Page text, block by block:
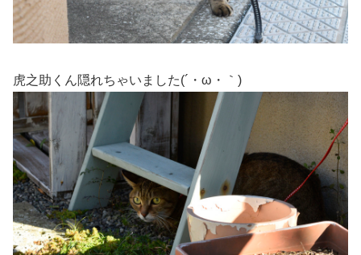
虎之助くん隠れちゃいました(´・ω・｀)